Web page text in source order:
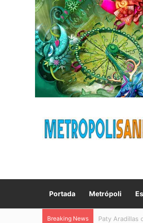
Portada Metrópoli
Breaking News Villa de